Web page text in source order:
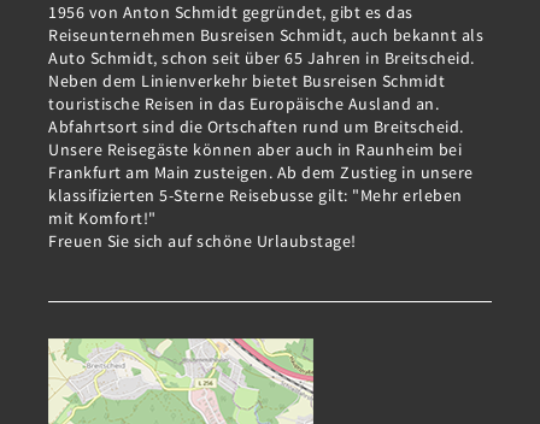
1956 von Anton Schmidt gegründet, gibt es das
Reiseunternehmen Busreisen Schmidt, auch bekannt als
Auto Schmidt, schon seit über 65 Jahren in Breitscheid.
Neben dem Linienverkehr bietet Busreisen Schmidt
touristische Reisen in das Europäische Ausland an.
Abfahrtsort sind die Ortschaften rund um Breitscheid.
Unsere Reisegäste können aber auch in Raunheim bei
Frankfurt am Main zusteigen. Ab dem Zustieg in unsere
klassifizierten 5-Sterne Reisebusse gilt: "Mehr erleben
mit Komfort!"
Freuen Sie sich auf schöne Urlaubstage!